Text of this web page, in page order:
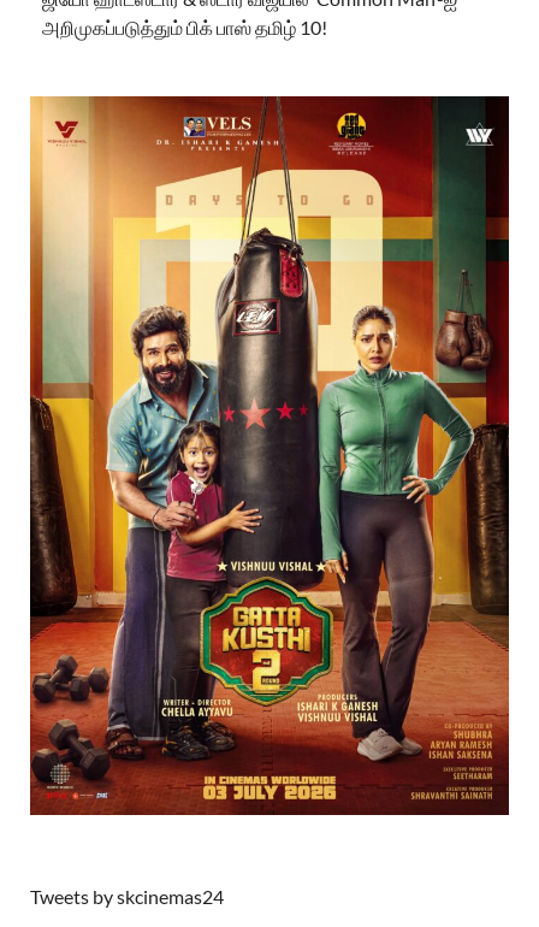
அறிமுகப்படுத்தும் பிக் பாஸ் தமிழ் 10!
Tweets by skcinemas24